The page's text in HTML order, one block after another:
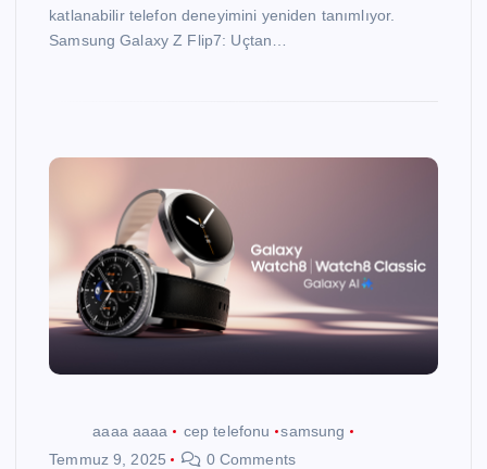
katlanabilir telefon deneyimini yeniden tanımlıyor.
Samsung Galaxy Z Flip7: Uçtan…
aaaa aaaa cep telefonu
samsung
Temmuz 9, 2025
0 Comments